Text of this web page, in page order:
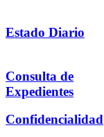
Estado Diario
Consulta de
Expedientes
Confidencialidad